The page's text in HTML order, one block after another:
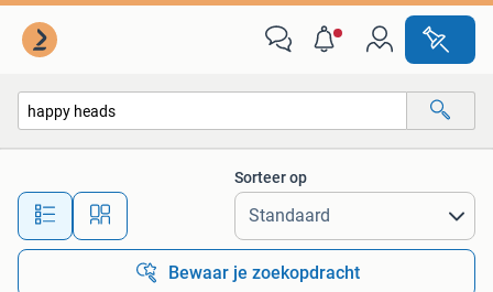
Alle afstanden…
Sorteer op
Bewaar je zoekopdracht